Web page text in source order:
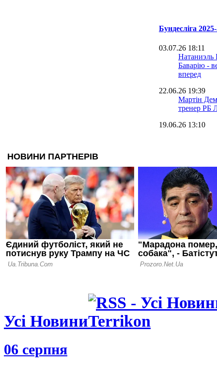
Бундесліга
03.07.26 18:11
Натаниэль
Баварію -
вперед
22.06.26 19:39
Мартін
тренер РБ
19.06.26 13:10
18.06.26 14:25
Легенда
на посаду
07.06.26 12:13
Леннарт
старт
Усі Новини
06 серпня